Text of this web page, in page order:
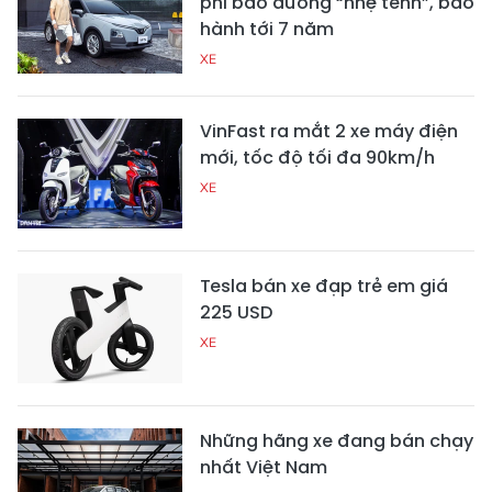
hành tới 7 năm
XE
VinFast ra mắt 2 xe máy điện
mới, tốc độ tối đa 90km/h
XE
Tesla bán xe đạp trẻ em giá
225 USD
XE
Những hãng xe đang bán chạy
nhất Việt Nam